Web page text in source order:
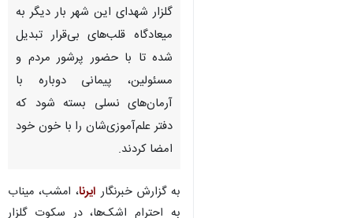
گلزار شهدای این شهر بار دیگر به
میعادگاه قلب‌های بی‌قرار تبدیل
شده تا با حضور پرشور مردم و
مسئولین، پیمانی دوباره با
آرمان‌های نسلی بسته شود که
دفتر علم‌آموزی‌شان را با خون خود
امضا کردند.
به گزارش خبرنگار ایرنا، امشب، میناب
به احترام اشک‌ها، در سکوت گلزار